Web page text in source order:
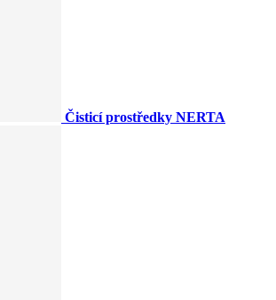
Čisticí prostředky NERTA